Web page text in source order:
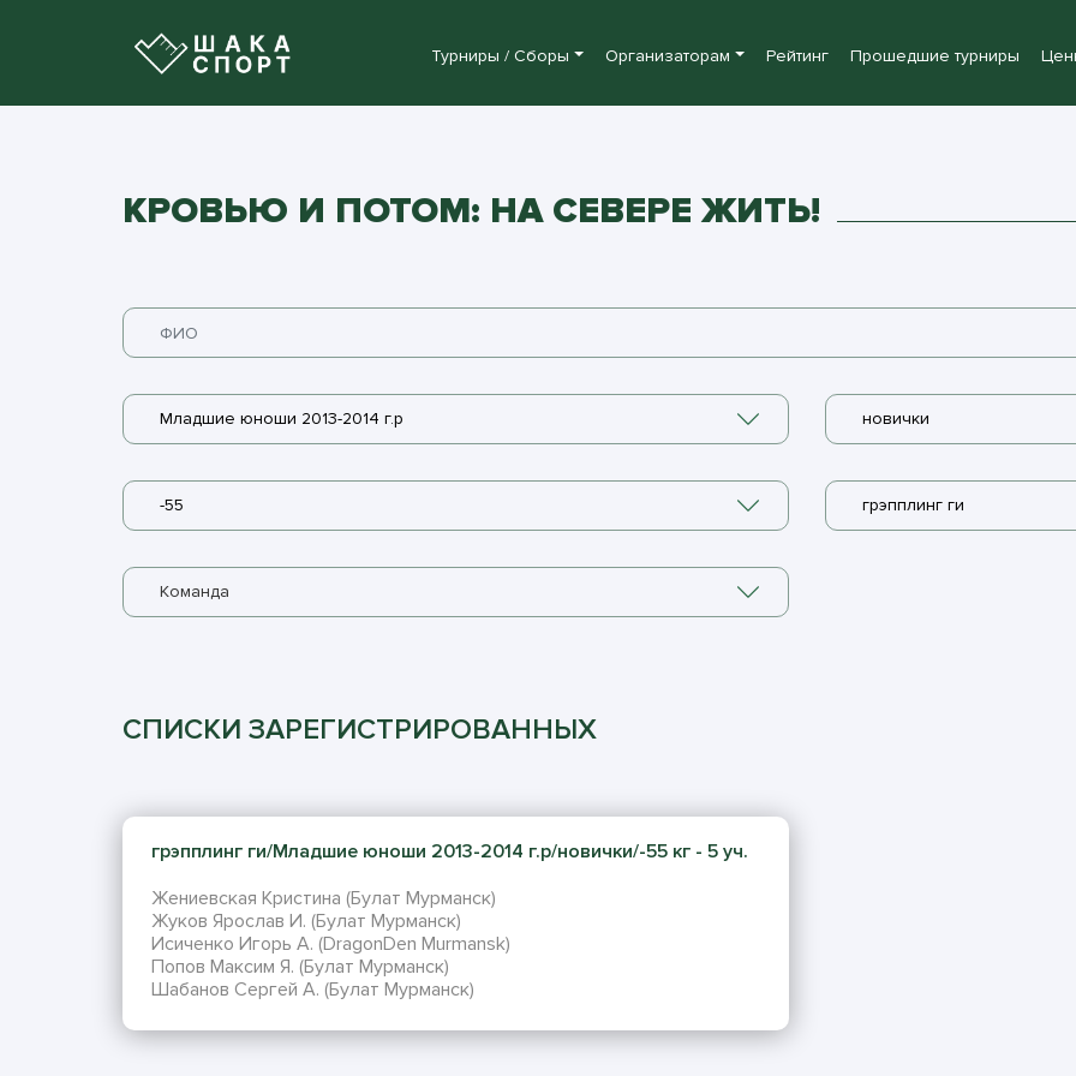
Турниры / Сборы Организаторам Рейтинг Прошедшие турниры
КРОВЬЮ И ПОТОМ: НА СЕВЕРЕ ЖИТЬ!
Младшие юноши 2013-2014 г.р новички
-55 грэпплинг ги
Команда
СПИСКИ ЗАРЕГИСТРИРОВАННЫХ
грэпплинг ги/Младшие юноши 2013-2014 г.р/новички/-55 кг - 5 уч.
Жениевская Кристина (Булат Мурманск)
Жуков Ярослав И. (Булат Мурманск)
Исиченко Игорь А. (DragonDen Murmansk)
Попов Максим Я. (Булат Мурманск)
Шабанов Сергей А. (Булат Мурманск)